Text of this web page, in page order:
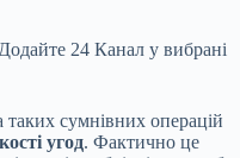
Додайте 24 Канал у вибрані
таких сумнівних операцій
угод. Фактично це